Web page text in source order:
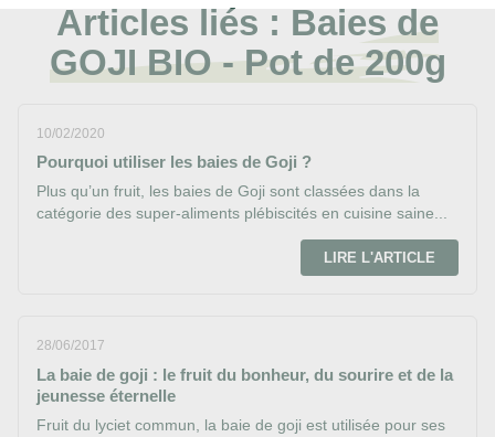
Articles liés : Baies de
GOJI BIO - Pot de 200g
10/02/2020
Pourquoi utiliser les baies de Goji ?
Plus qu’un fruit, les baies de Goji sont classées dans la
catégorie des super-aliments plébiscités en cuisine saine...
LIRE L'ARTICLE
28/06/2017
La baie de goji : le fruit du bonheur, du sourire et de la
jeunesse éternelle
Fruit du lyciet commun, la baie de goji est utilisée pour ses